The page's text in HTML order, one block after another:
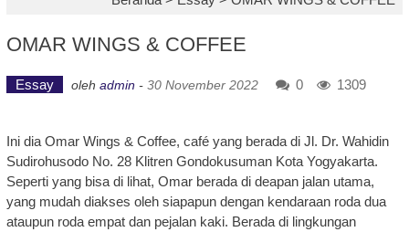
OMAR WINGS & COFFEE
Essay oleh admin - 30 November 2022 0 1309
Ini dia Omar Wings & Coffee, café yang berada di Jl. Dr. Wahidin
Sudirohusodo No. 28 Klitren Gondokusuman Kota Yogyakarta.
Seperti yang bisa di lihat, Omar berada di deapan jalan utama,
yang mudah diakses oleh siapapun dengan kendaraan roda dua
ataupun roda empat dan pejalan kaki. Berada di lingkungan